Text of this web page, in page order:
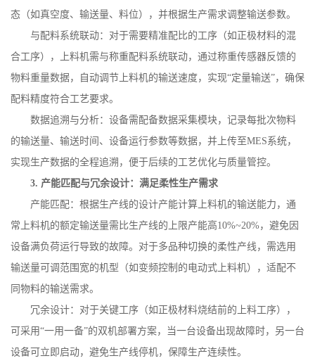
态（如真空度、输送量、料位），并根据生产需求调整输送参数。
与配料系统联动：对于需要精准配比的工序（如正极材料的混
合工序），上料机需与称重配料系统联动，通过称重传感器反馈的
物料重量数据，自动调节上料机的输送速度，实现“定量输送”，确保
配料精度符合工艺要求。
数据追溯与分析：设备需配备数据采集模块，记录每批次物料
的输送量、输送时间、设备运行参数等数据，并上传至MES系统，
实现生产数据的全程追溯，便于后续的工艺优化与质量管控。
3. 产能匹配与冗余设计：满足柔性生产需求
产能匹配：根据生产线的设计产能计算上料机的输送能力，通
常上料机的额定输送量需比生产线的上限产能高10%~20%，避免因
设备满负荷运行导致的故障。对于多品种切换的柔性产线，需选用
输送量可调范围宽的机型（如变频控制的电动式上料机），适配不
同物料的输送需求。
冗余设计：对于关键工序（如正极材料烧结前的上料工序），
可采用“一用一备”的双机部署方案，当一台设备出现故障时，另一台
设备可立即启动，避免生产线停机，保障生产连续性。